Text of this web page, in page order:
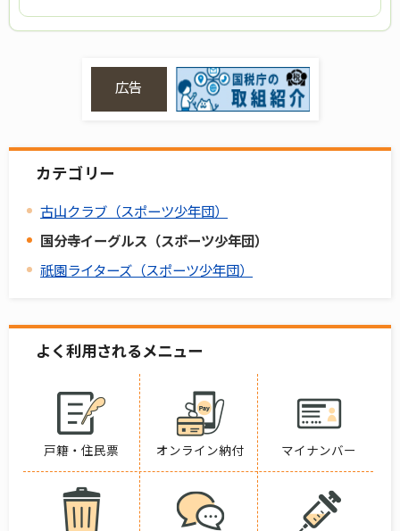
広告
カテゴリー
古山クラブ（スポーツ少年団）
国分寺イーグルス（スポーツ少年団）
祇園ライターズ（スポーツ少年団）
よく利用されるメニュー
戸籍・住民票 オンライン納付 マイナンバー